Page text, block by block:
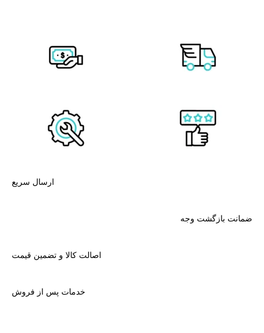
ارسال سریع
ضمانت بازگشت وجه
اصالت کالا و تضمین قیمت
خدمات پس از فروش